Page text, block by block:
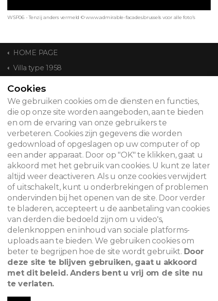
WSP06 - Tenzij anders vermeld © www.admirable-facades.brussels voor alle foto's
HOME PAGE
Villa type 1958
CONTACT
© 2026
Juridische kennisgeving
Newsletter
Zoeken
Cookies
We gebruiken cookies om de diensten en functies,
die op onze site worden aangeboden, aan te bieden
en om de ervaring van onze gebruikers te
verbeteren. Cookies zijn gegevens die worden
gedownload of opgeslagen op uw computer of op
een ander apparaat. Door op "OK" te klikken, gaat u
akkoord met het gebruik van cookies. U kunt ze later
altijd weer deactiveren. Als u onze cookies verwijdert
of uitschakelt, kunt u onderbrekingen of problemen
ondervinden bij het openen van de site. Door verder
te bladeren, accepteert u de aanbetaling van cookies
van derden die bedoeld zijn om u video's,
delenknoppen en inhoud van sociale platforms-
uploads aan te bieden. We gebruiken cookies om
beter te begrijpen hoe de site wordt gebruikt. Door
deze site te blijven gebruiken, gaat u akkoord
met dit beleid. Anders bent u vrij om de site nu
te verlaten.